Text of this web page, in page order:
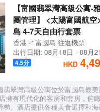
【富國翡翠灣高級公寓-
團管理】 <太陽富國航空
島 4-7天自由行套票
香港 富國島 往返機票
出行日期: 08月18日 - 08月
4.5分 HKD
翡翠灣高級公寓位於富國島最美
擁有現代化的客房和套房，俯
梯。酒店提供各種美食選擇和